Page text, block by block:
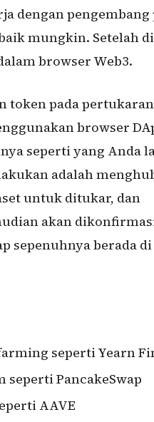
dengan
mungkin. Setelah
browser Web3.
token pada pertukaran
browser
seperti yang Anda
adalah
untuk ditukar, dan
akan
sepenuhnya berada
seperti Yearn
seperti PancakeSwap
AAVE